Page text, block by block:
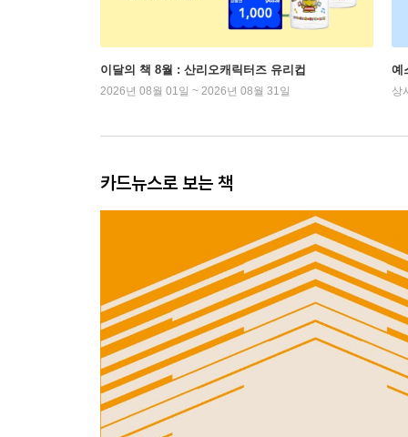
이달의 책 8월 : 산리오캐릭터즈 유리컵
2026년 08월 01일 ~ 2026년 08월 31일
예
상
카드뉴스로 보는 책